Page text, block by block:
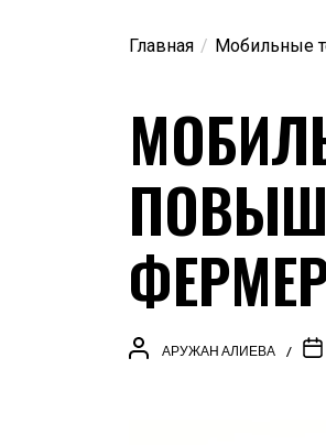
Главная Мобильные
АРУЖАН АЛИЕВА